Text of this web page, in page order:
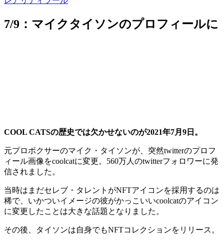
7/9：マイクタイソンのプロフィールに
COOL CATSの歴史では欠かせないのが2021年7月9日。
元プロボクサーのマイク・タイソンが、突然twitterのプロフ
ィール画像をcoolcatに変更。560万人のtwitterフォロワーに発
信されました。
当時はまだセレブ・タレントがNFTアイコンを採用するのは
稀で、いかついイメージの彼がかっこいいcoolcatのアイコン
に変更したことは大きな話題となりました。
その後、タイソンは自身でもNFTコレクションをリリース。